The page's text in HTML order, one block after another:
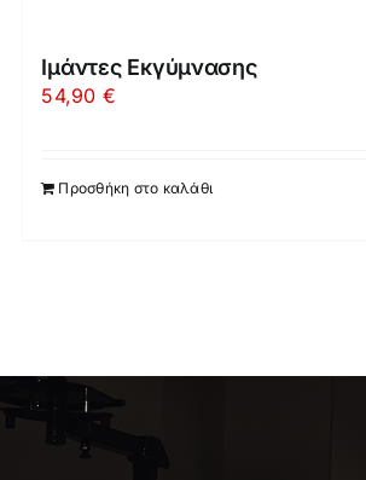
Ιμάντες Εκγύμνασης
54,90 €
Προσθήκη στο καλάθι